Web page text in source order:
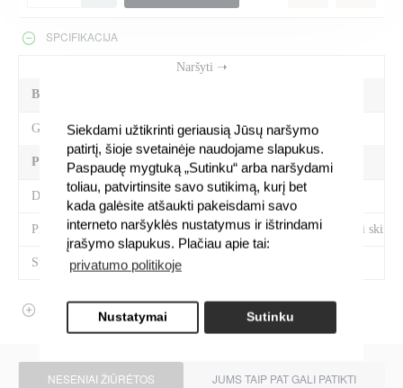
Siekdami užtikrinti geriausią Jūsų naršymo
patirtį, šioje svetainėje naudojame slapukus.
Paspaudę mygtuką „Sutinku“ arba naršydami
toliau, patvirtinsite savo sutikimą, kurį bet
kada galėsite atšaukti pakeisdami savo
interneto naršyklės nustatymus ir ištrindami
įrašymo slapukus. Plačiau apie tai:
privatumo politikoje
Nustatymai Sutinku
SPCIFIKACIJA
BENDRA INFORMACIJA
Gamintojas Shimano
PREKĖS SAVYBĖS
Dydis 40#41#42#44#45#47
Prekės savybės Velcro dirželiai, batai skirti
Spalva
ATSILIEPIMAI
NESENIAI ŽIŪRĖTOS JUMS TAIP PAT GALI PATIKTI